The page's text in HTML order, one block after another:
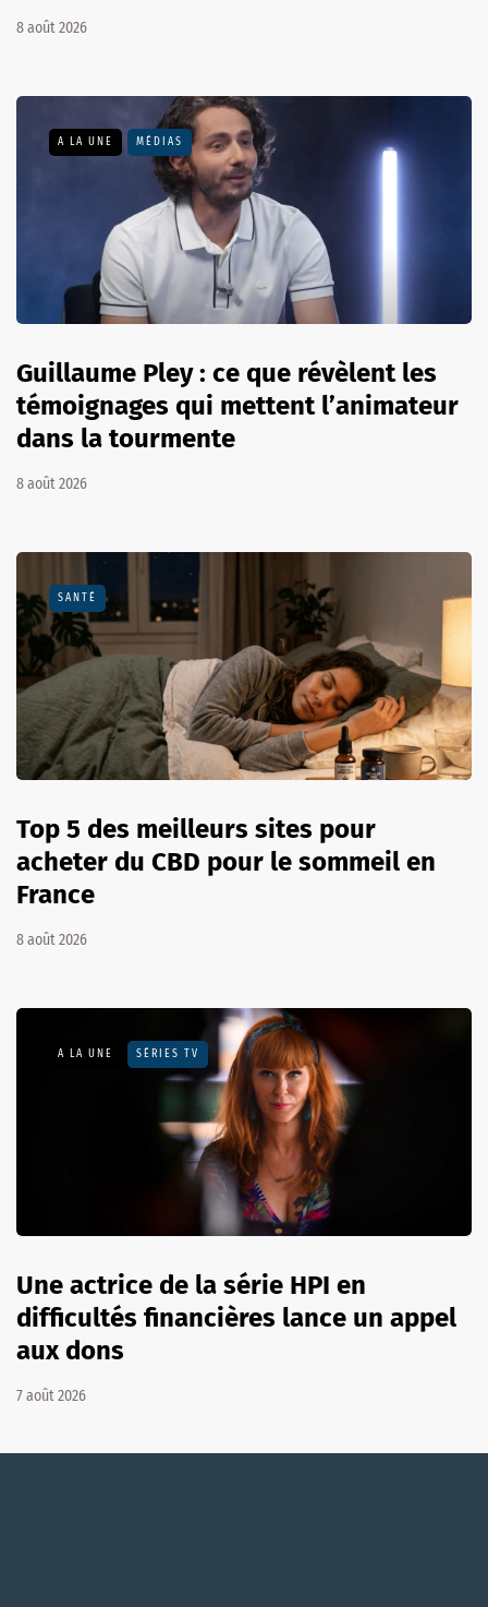
8 août 2026
A LA UNE MÉDIAS
Guillaume Pley : ce que révèlent les
témoignages qui mettent l’animateur
dans la tourmente
8 août 2026
SANTÉ
Top 5 des meilleurs sites pour
acheter du CBD pour le sommeil en
France
8 août 2026
A LA UNE SÉRIES TV
Une actrice de la série HPI en
difficultés financières lance un appel
aux dons
7 août 2026